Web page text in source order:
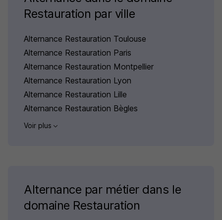
Restauration par ville
Alternance Restauration Toulouse
Alternance Restauration Paris
Alternance Restauration Montpellier
Alternance Restauration Lyon
Alternance Restauration Lille
Alternance Restauration Bègles
Voir plus
Alternance par métier dans le
domaine Restauration